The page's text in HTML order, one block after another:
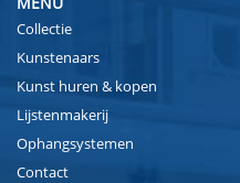
Collectie
Kunstenaars
Kunst huren & kopen
Lijstenmakerij
Ophangsystemen
Contact